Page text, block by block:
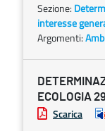
Sezione:
interesse
Argomenti:
ECOLOGIA
Scarica